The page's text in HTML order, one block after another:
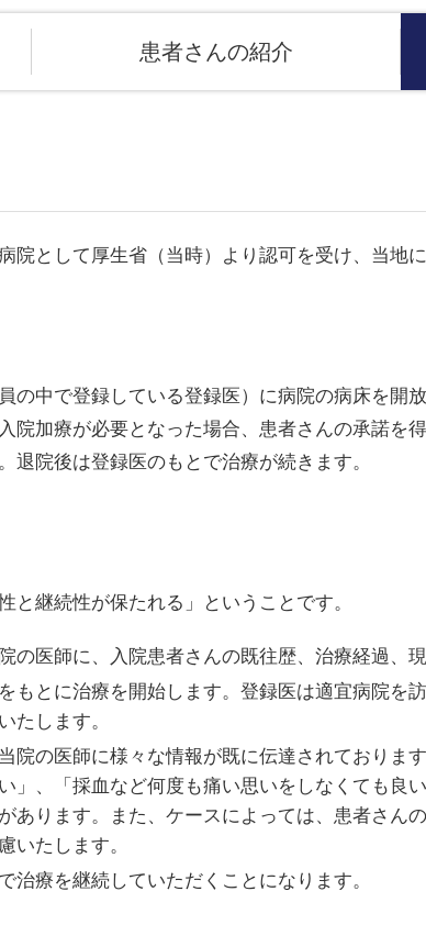
患者さんの紹介
院として厚生省（当時）より認可を受け、当地
の中で登録している登録医）に病院の病床を開
院加療が必要となった場合、患者さんの承諾
退院後は登録医のもとで治療が続きます。
と継続性が保たれる」ということです。
の医師に、入院患者さんの既往歴、治療経過、
もとに治療を開始します。登録医は適宜病院
たします。
院の医師に様々な情報が既に伝達されており
」、「採血など何度も痛い思いをしなくても良
あります。また、ケースによっては、患者さ
いたします。
治療を継続していただくことになります。